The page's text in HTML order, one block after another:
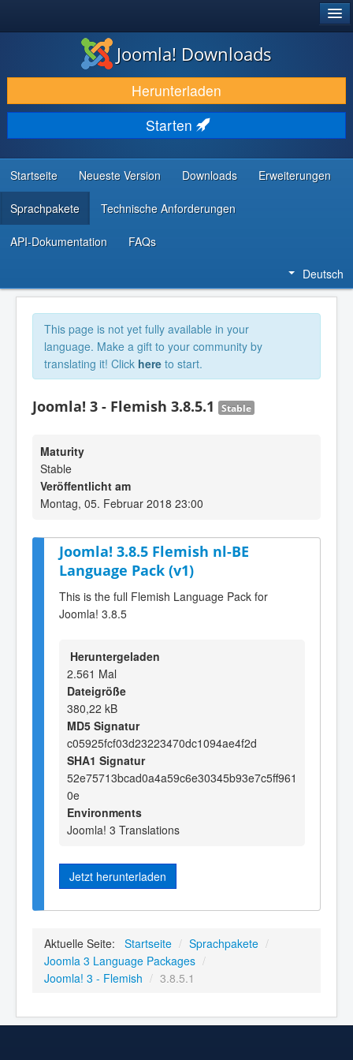
DOWNLOAD & ERWEITERN
ENTDECKEN & LERNEN
COMMUNITY & SUPPORT
RESSOURCEN FÜR ENTWICKLER
Joomla! Downloads
Herunterladen
Starten
Startseite Neueste Version Downloads Erweiterungen
Sprachpakete Technische Anforderungen
API-Dokumentation FAQs
Deutsch
This page is not yet fully available in your
language. Make a gift to your community by
translating it! Click here to start.
Joomla! 3 - Flemish 3.8.5.1 Stable
Maturity
Stable
Veröffentlicht am
Montag, 05. Februar 2018 23:00
Joomla! 3.8.5 Flemish nl-BE
Language Pack (v1)
This is the full Flemish Language Pack for
Joomla! 3.8.5
Heruntergeladen
2.561 Mal
Dateigröße
380,22 kB
MD5 Signatur
c05925fcf03d23223470dc1094ae4f2d
SHA1 Signatur
52e75713bcad0a4a59c6e30345b93e7c5ff961
0e
Environments
Joomla! 3 Translations
Jetzt herunterladen
Aktuelle Seite: Startseite / Sprachpakete /
Joomla 3 Language Packages /
Joomla! 3 - Flemish / 3.8.5.1